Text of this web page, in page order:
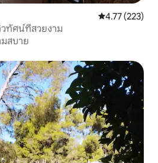
คะแนนเฉลี่ย
4.77 (223)
ทัศน์ที่สวยงาม
มสบาย